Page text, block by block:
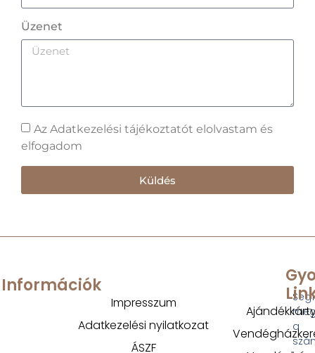
Üzenet
Az Adatkezelési tájékoztatót elolvastam és
elfogadom
Küldés
a
Információk
Impresszum
Adatkezelési nyilatkozat
ÁSZF